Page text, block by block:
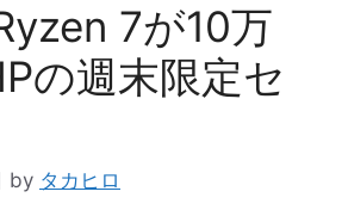
7が10万
の週末限定セ
by タカヒロ